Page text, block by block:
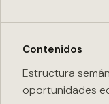
Contenidos
Estructura
oportunidades